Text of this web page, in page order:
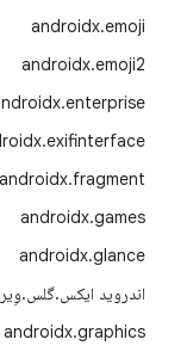
androidx.emoji
androidx.emoji2
.enterprise
.exifinterface
androidx.fragment
androidx.games
androidx.glance
اندروید ایکس.گلس.وِیر
androidx.graphics